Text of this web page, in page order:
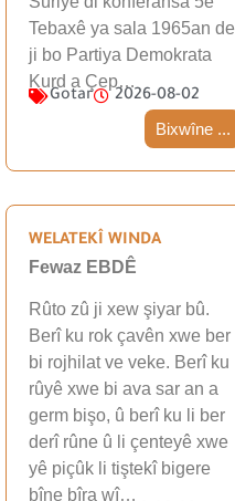
Tebaxê ya sala 1965an de
ji bo Partiya Demokrata
Kurd a Çep…
Gotar 2026-08-02
Bixwîne ...
WELATEKÎ WINDA
Fewaz EBDÊ
Rûto zû ji xew şiyar bû.
Berî ku rok çavên xwe ber
bi rojhilat ve veke. Berî ku
rûyê xwe bi ava sar an a
germ bişo, û berî ku li ber
derî rûne û li çenteyê xwe
yê piçûk li tiştekî bigere
bîne bîra wî…